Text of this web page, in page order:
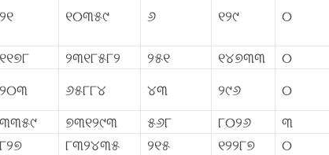
୨୧ ୧୦୩୫୯ ୬ ୧୨୯ ୦
୧୧୭୮ ୨୩୧୮୫୮୨ ୨୫୧ ୧୪୭୩୩
୦
୨୦୩ ୬୫୮୮୪ ୪୩ ୨୯୬
୦
୩୩୫୯ ୭୩୧୨୯୩ ୫୬୮ ୮୦୨୬
୩
୮୨୭ ୮୩୨୪୩୫ ୨୧୫ ୧୨୨୮୭
୦